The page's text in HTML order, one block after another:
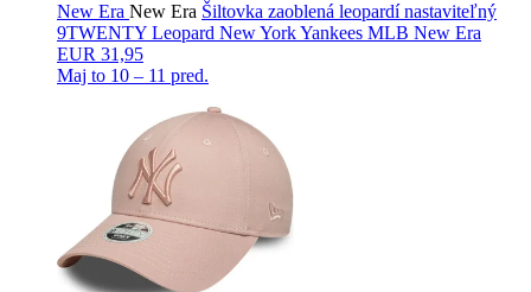
New Era New Era Šiltovka zaoblená leopardí nastaviteľný
9TWENTY Leopard New York Yankees MLB New Era
EUR 31,95
Maj to 10 – 11 pred.